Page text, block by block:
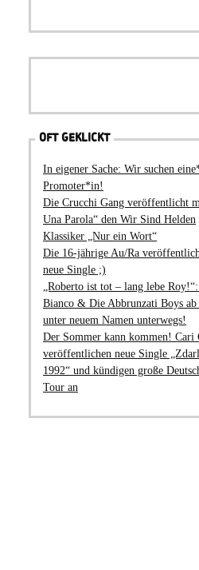
OFT GEKLICKT
In eigener Sache: Wir suchen
Promoter*in!
Die Crucchi Gang veröffentlicht
Una Parola“ den Wir Sind Helden
Klassiker „Nur ein Wort“
Die 16-jährige Au/Ra
neue Single ;)
„Roberto ist tot – lang lebe
Bianco & Die Abbrunzati Boys
unter neuem Namen unterwegs!
Der Sommer kann kommen! Cari
veröffentlichen neue Single
1992“ und kündigen große
Tour an